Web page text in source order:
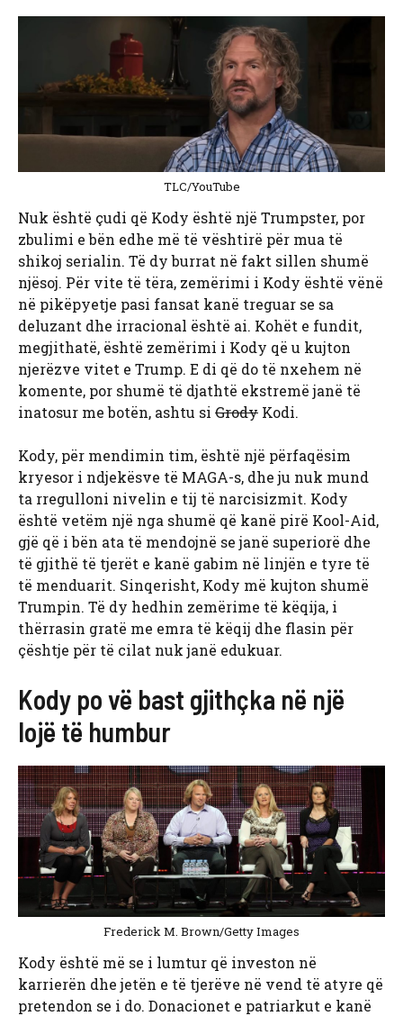
TLC/YouTube
Nuk është çudi që Kody është një Trumpster, por
zbulimi e bën edhe më të vështirë për mua të
shikoj serialin. Të dy burrat në fakt sillen shumë
njësoj. Për vite të tëra, zemërimi i Kody është vënë
në pikëpyetje pasi fansat kanë treguar se sa
deluzant dhe irracional është ai. Kohët e fundit,
megjithatë, është zemërimi i Kody që u kujton
njerëzve vitet e Trump. E di që do të nxehem në
komente, por shumë të djathtë ekstremë janë të
inatosur me botën, ashtu si Grody Kodi.
Kody, për mendimin tim, është një përfaqësim
kryesor i ndjekësve të MAGA-s, dhe ju nuk mund
ta rregulloni nivelin e tij të narcisizmit. Kody
është vetëm një nga shumë që kanë pirë Kool-Aid,
gjë që i bën ata të mendojnë se janë superiorë dhe
të gjithë të tjerët e kanë gabim në linjën e tyre të
të menduarit. Sinqerisht, Kody më kujton shumë
Trumpin. Të dy hedhin zemërime të këqija, i
thërrasin gratë me emra të këqij dhe flasin për
çështje për të cilat nuk janë edukuar.
Kody po vë bast gjithçka në një
lojë të humbur
Frederick M. Brown/Getty Images
Kody është më se i lumtur që investon në
karrierën dhe jetën e të tjerëve në vend të atyre që
pretendon se i do. Donacionet e patriarkut e kanë